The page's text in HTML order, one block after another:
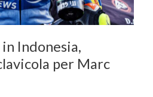
Indonesia,
per Marc